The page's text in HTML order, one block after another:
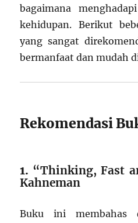
bagaimana
kehidupan. Berikut
yang sangat
bermanfaat dan mudah
Rekomendasi
1. “Thinking, Fast
Kahneman
Buku ini membahas